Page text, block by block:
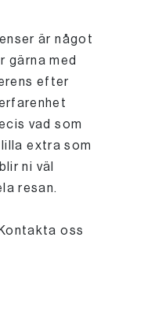
är något
gärna med
efter
vad som
extra som
ni väl
resan.
oss